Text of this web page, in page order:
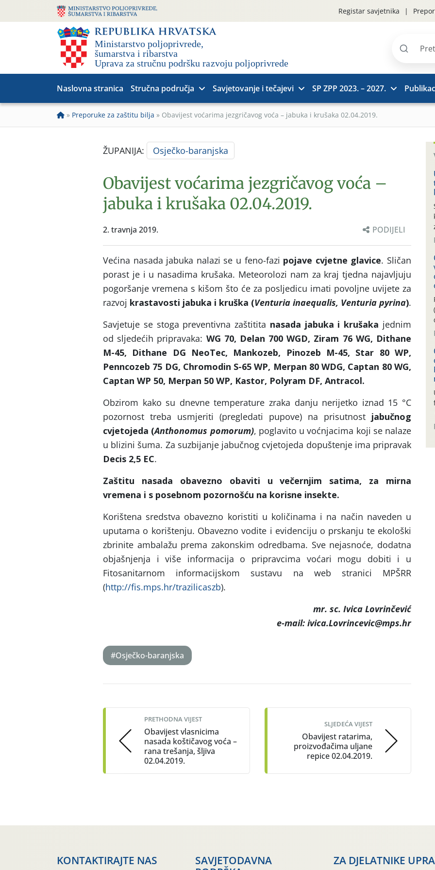
Registar savjetnika
Pretraži
Naslovna stranica Stručna područja Savjetovanje i tečajevi SP ZPP 2023. – 2027.
» Preporuke za zaštitu bilja » Obavijest voćarima jezgričavog voća – jabuka i krušaka 02.04.2019.
ŽUPANIJA: Osječko-baranjska
Obavijest voćarima jezgričavog voća –
jabuka i krušaka 02.04.2019.
2. travnja 2019. PODIJELI
Većina nasada jabuka nalazi se u feno-fazi pojave cvjetne glavice. Sličan
porast je i u nasadima krušaka. Meteorolozi nam za kraj tjedna najavljuju
pogoršanje vremena s kišom što će za posljedicu imati povoljne uvijete za
razvoj krastavosti jabuka i kruška (Venturia inaequalis, Venturia pyrina).
Savjetuje se stoga preventivna zaštitita nasada jabuka i krušaka jednim
od sljedećih pripravaka: WG 70, Delan 700 WGD, Ziram 76 WG, Dithane
M-45, Dithane DG NeoTec, Mankozeb, Pinozeb M-45, Star 80 WP,
Penncozeb 75 DG, Chromodin S-65 WP, Merpan 80 WDG, Captan 80 WG,
Captan WP 50, Merpan 50 WP, Kastor, Polyram DF, Antracol.
Obzirom kako su dnevne temperature zraka danju nerijetko iznad 15 °C
pozornost treba usmjeriti (pregledati pupove) na prisutnost jabučnog
cvjetojeda (Anthonomus pomorum), poglavito u voćnjacima koji se nalaze
u blizini šuma. Za suzbijanje jabučnog cvjetojeda dopuštenje ima pripravak
Decis 2,5 EC.
Zaštitu nasada obavezno obaviti u večernjim satima, za mirna
vremena i s posebnom pozornošću na korisne insekte.
Korištena sredstva obavezno koristiti u količinama i na način naveden u
uputama o korištenju. Obavezno vodite i evidenciju o prskanju te ekološki
zbrinite ambalažu prema zakonskim odredbama. Sve nejasnoće, dodatna
objašnjenja i više informacija o pripravcima voćari mogu dobiti i u
Fitosanitarnom informacijskom sustavu na web stranici MPŠRR
(http://fis.mps.hr/trazilicaszb).
mr. sc. Ivica Lovrinčević
e-mail: ivica.Lovrincevic@mps.hr
#Osječko-baranjska
navigation
PRETHODNA VIJEST
Obavijest vlasnicima
nasada koštičavog voća –
rana trešanja, šljiva
02.04.2019.
SLJEDEĆA VIJEST
Obavijest ratarima,
proizvođačima uljane
repice 02.04.2019.
KONTAKTIRAJTE NAS
SAVJETODAVNA
ZA DJELATNIKE